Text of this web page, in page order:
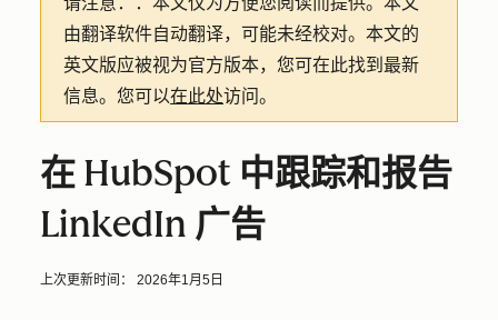
由翻译软件自动翻译，可能未经校对。本文的
英文版应被视为官方版本，您可在此找到最新
信息。您可以在此处访问。
在 HubSpot 中跟踪和报告
LinkedIn 广告
上次更新时间： 2026年1月5日